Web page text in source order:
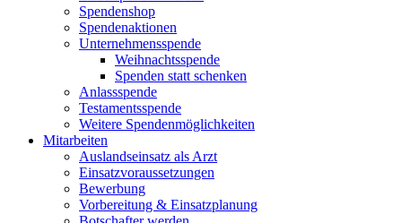
Spendenshop
Spendenaktionen
Unternehmens­spende
Weihnachtsspende
Spenden statt schenken
Anlassspende
Testamentsspende
Weitere Spenden­möglichkeiten
Mitarbeiten
Auslandseinsatz als Arzt
Einsatzvoraussetzungen
Bewerbung
Vorbereitung & Einsatzplanung